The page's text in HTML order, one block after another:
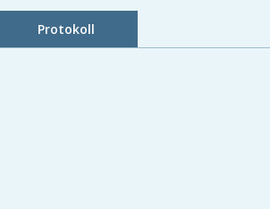
Protokoll